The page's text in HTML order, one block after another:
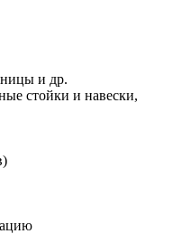
и др.
стойки и навески,